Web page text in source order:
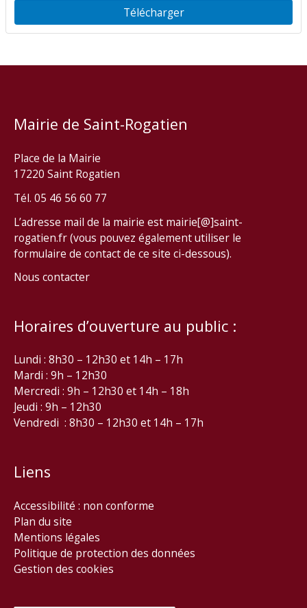
Télécharger
Mairie de Saint-Rogatien
Place de la Mairie
17220 Saint Rogatien
Tél. 05 46 56 60 77
L’adresse mail de la mairie est mairie[@]saint-
rogatien.fr (vous pouvez également utiliser le
formulaire de contact de ce site ci-dessous).
Nous contacter
Horaires d’ouverture au public :
Lundi : 8h30 – 12h30 et 14h – 17h
Mardi : 9h – 12h30
Mercredi : 9h – 12h30 et 14h – 18h
Jeudi : 9h – 12h30
Vendredi : 8h30 – 12h30 et 14h – 17h
Liens
Accessibilité : non conforme
Plan du site
Mentions légales
Politique de protection des données
Gestion des cookies